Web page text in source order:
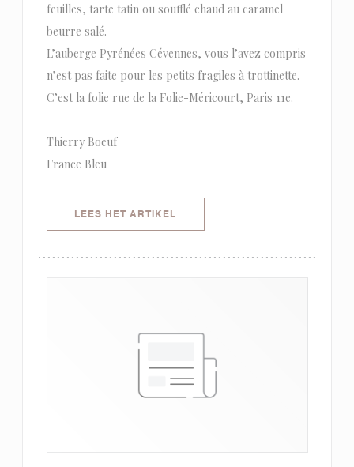
feuilles, tarte tatin ou soufflé chaud au caramel
beurre salé.
L’auberge Pyrénées Cévennes, vous l’avez compris
n’est pas faite pour les petits fragiles à trottinette.
C’est la folie rue de la Folie-Méricourt, Paris 11e.
Thierry Boeuf
France Bleu
LEES HET ARTIKEL